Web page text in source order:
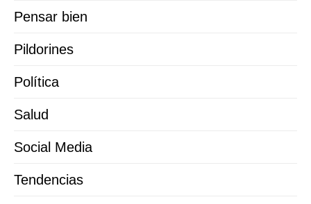
Pensar bien
Pildorines
Política
Salud
Social Media
Tendencias